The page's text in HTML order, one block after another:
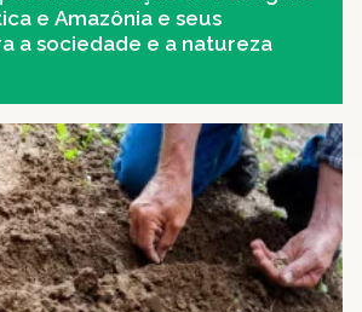
e Amazônia e seus
a sociedade e a natureza